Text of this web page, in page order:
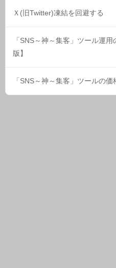
Ｘ(旧Twitter)凍結を回避する
「SNS～神～集客」ツール運
版】
「SNS～神～集客」ツールの